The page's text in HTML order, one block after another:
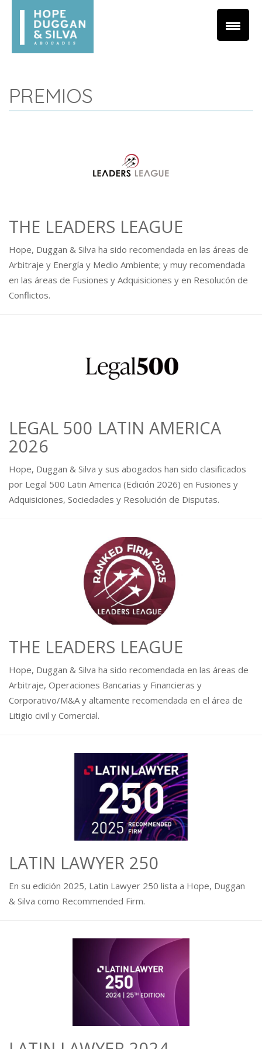
PREMIOS
THE LEADERS LEAGUE
Hope, Duggan & Silva ha sido recomendada en las áreas de
Arbitraje y Energía y Medio Ambiente; y muy recomendada
en las áreas de Fusiones y Adquisiciones y en Resolucón de
Conflictos.
LEGAL 500 LATIN AMERICA
2026
Hope, Duggan & Silva y sus abogados han sido clasificados
por Legal 500 Latin America (Edición 2026) en Fusiones y
Adquisiciones, Sociedades y Resolución de Disputas.
THE LEADERS LEAGUE
Hope, Duggan & Silva ha sido recomendada en las áreas de
Arbitraje, Operaciones Bancarias y Financieras y
Corporativo/M&A y altamente recomendada en el área de
Litigio civil y Comercial.
LATIN LAWYER 250
En su edición 2025, Latin Lawyer 250 lista a Hope, Duggan
& Silva como Recommended Firm.